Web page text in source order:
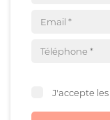
J'accepte les